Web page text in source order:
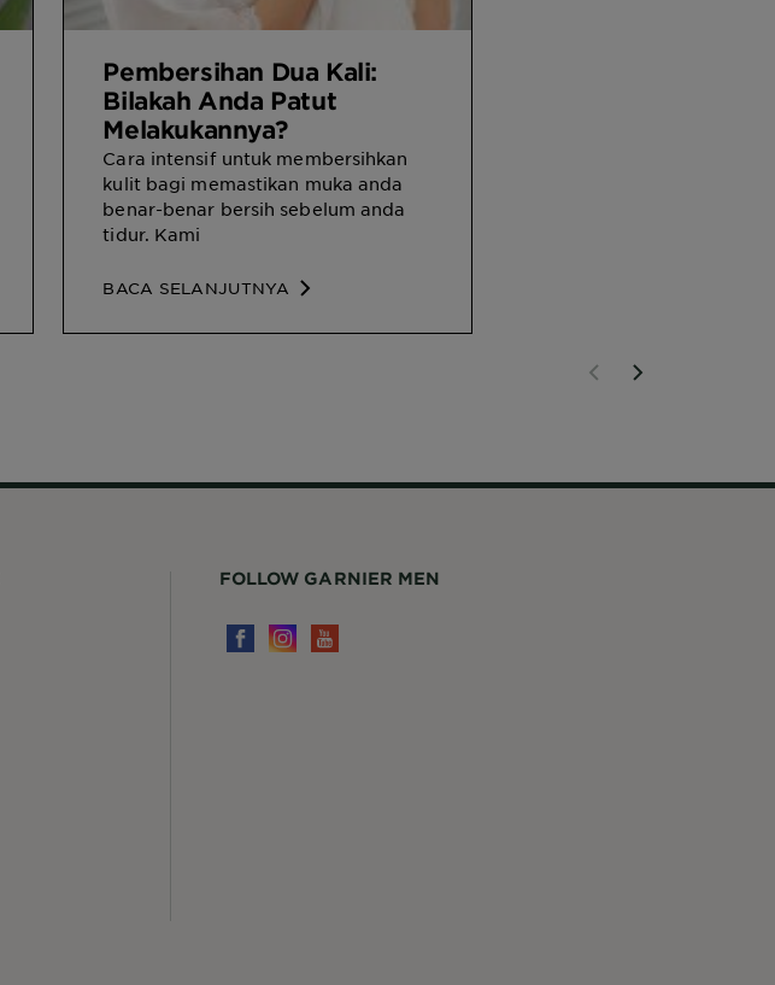
Pembersihan Dua Kali:
Bilakah Anda Patut
Melakukannya?
Cara intensif untuk membersihkan
kulit bagi memastikan muka anda
benar-benar bersih sebelum anda
tidur. Kami
BACA SELANJUTNYA
FOLLOW GARNIER MEN